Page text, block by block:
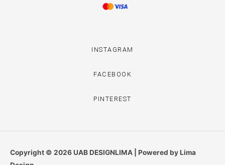
INSTAGRAM
FACEBOOK
PINTEREST
Copyright © 2026 UAB DESIGNLIMA | Powered by Lima